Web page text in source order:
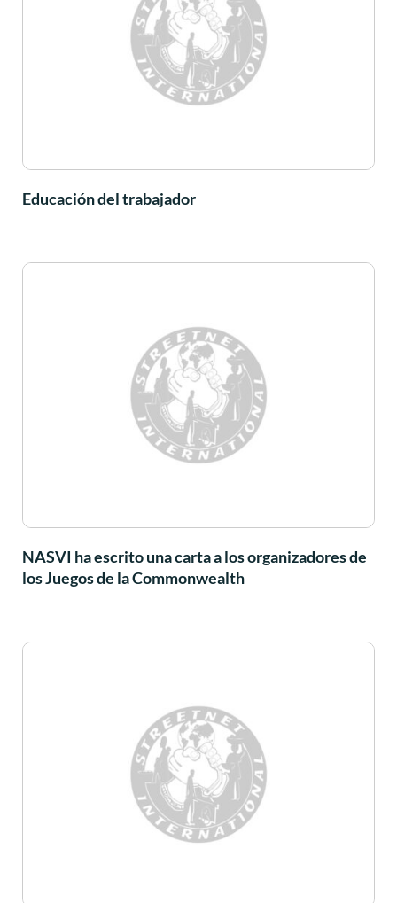
Educación del trabajador
NASVI ha escrito una carta a los organizadores de
los Juegos de la Commonwealth